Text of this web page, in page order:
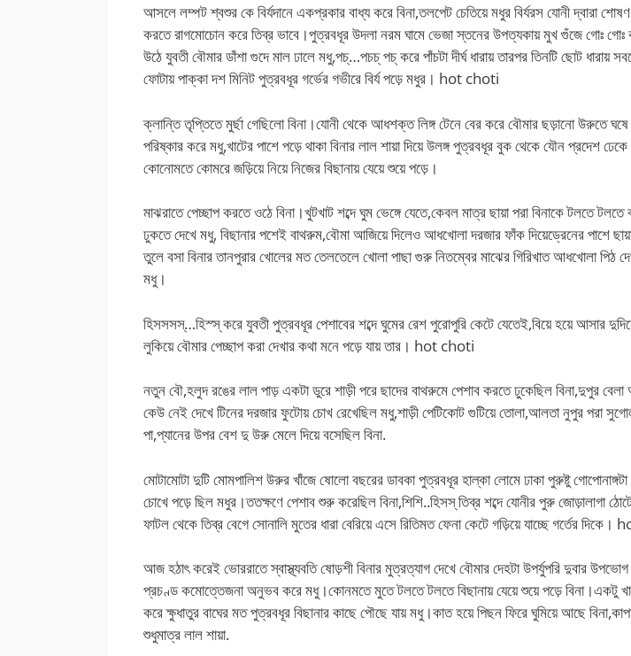
আসলে লম্পট শ্বশুর কে বির্যদানে একপ্রকার বাধ্য করে বিনা,তলপেট চেতিয়ে মধুর বির্যরস যোনী দ্বারা
করতে রাগমোচোন করে তিব্র ভাবে।পুত্রবধূর উদলা নরম ঘামে ভেজা স্তনের উপত্যকায় মুখ গুঁজে গোঃ গোঃ
উঠে যুবতী বৌমার ডাঁশা গুদে মাল ঢালে মধু,পচ্…পচচ্ পচ্ করে পাঁচটা দীর্ঘ ধারায় তারপর তিনটি ছোট ধারায়
ফোটায় পাক্কা দশ মিনিট পুত্রবধূর গর্ভের গভীরে বির্য পড়ে মধুর। hot choti
ক্লান্তি তৃপ্তিতে মুর্ছা গেছিলো বিনা।যোনী থেকে আধশক্ত লিঙ্গ টেনে বের করে বৌমার ছড়ানো উরুতে ঘষে
পরিষ্কার করে মধু,খাটের পাশে পড়ে থাকা বিনার লাল শায়া দিয়ে উলঙ্গ পুত্রবধূর বুক থেকে যৌন প্রদেশ ঢেকে
কোনোমতে কোমরে জড়িয়ে নিয়ে নিজের বিছানায় যেয়ে শুয়ে পড়ে।
মাঝরাতে পেচ্ছাপ করতে ওঠে বিনা।খুটখাট শব্দে ঘুম ভেঙ্গে যেতে,কেবল মাত্র ছায়া পরা বিনাকে টলতে টলতে
ঢুকতে দেখে মধু, বিছানার পশেই বাথরুম,বৌমা আজিয়ে দিলেও আধখোলা দরজার ফাঁক দিয়েড্রেনের পাশে
তুলে বসা বিনার তানপুরার খোলের মত তেলতেলে খোলা পাছা গুরু নিতম্বের মাঝের গিরিখাত আধখোলা পিঠ
মধু।
হিসসসস্…হিস্স্ করে যুবতী পুত্রবধূর পেশাবের শব্দে ঘুমের রেশ পুরোপুরি কেটে যেতেই,বিয়ে হয়ে আসার
লুকিয়ে বৌমার পেচ্ছাপ করা দেখার কথা মনে পড়ে যায় তার। hot choti
নতুন বৌ,হলুদ রঙের লাল পাড় একটা ডুরে শাড়ী পরে ছাদের বাথরুমে পেশাব করতে ঢুকেছিল বিনা,দুপুর
কেউ নেই দেখে টিনের দরজার ফুটোয় চোখ রেখেছিল মধু,শাড়ী পেটিকোট গুটিয়ে তোলা,আলতা নুপুর পরা
পা,প্যানের উপর বেশ দু উরু মেলে দিয়ে বসেছিল বিনা.
মোটামোটা দুটি মোমপালিশ উরুর খাঁজে ষোলো বছরের ডাবকা পুত্রবধূর হাল্কা লোমে ঢাকা পুরুষ্টু
চোখে পড়ে ছিল মধুর।ততক্ষণে পেশাব শুরু করেছিল বিনা,শিশি..হিসস্ তিব্র শব্দে যোনীর পুরু জোড়ালাগা
ফাটল থেকে তিব্র বেগে সোনালি মুতের ধারা বেরিয়ে এসে রিতিমত ফেনা কেটে গড়িয়ে যাচ্ছে গর্তের
আজ হঠাৎ করেই ভোররাতে স্বাস্থ্যবতি ষোড়শী বিনার মুত্রত্যাগ দেখে বৌমার দেহটা উপর্যুপরি দুবার
প্রচণ্ড কমোত্তেজনা অনুভব করে মধু।কোনমতে মুতে টলতে টলতে বিছানায় যেয়ে শুয়ে পড়ে বিনা।একটু
করে ক্ষুধাতুর বাঘের মত পুত্রবধূর বিছানার কাছে পৌছে যায় মধু।কাত হয়ে পিছন ফিরে ঘুমিয়ে আছে
শুধুমাত্র লাল শায়া.